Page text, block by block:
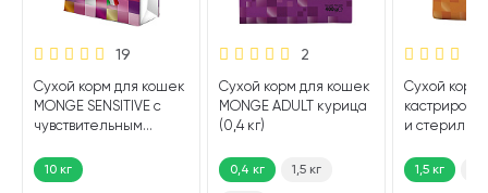
19
Сухой корм для кошек
MONGE SENSITIVE с
чувствительным
10 кг
2
Сухой корм для кошек
MONGE ADULT курица
(0,4 кг)
0,4 кг 1,5 кг
Сухой корм
и
SPECIALITY
1,5 кг